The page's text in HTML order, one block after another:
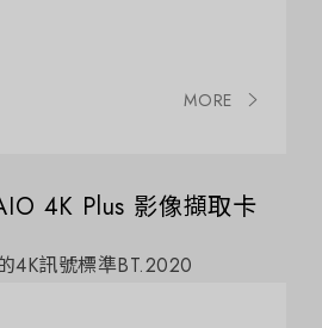
MORE
4K Plus 影像擷取卡
4K訊號標準BT.2020